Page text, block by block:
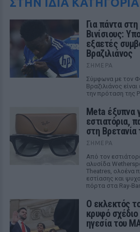
ΣΤΗΝ ΙΔΙΑ ΚΑΤΗΓΟΡΙΑ
Για πάντα
Βινίσιους:
εξαετές
Βραζιλιάνος
ΣΉΜΕΡΑ
Σύμφωνα με τον
Βραζιλιάνος
την πρόταση της
Meta έξυπνα
εστιατόρια,
στη
ΣΉΜΕΡΑ
Από τον
αλυσίδα
Theatres, ολοένα
εστίασης και
πόρτα στα Ray-
Ο εκλεκτός
κρυφό
ηγεσία του